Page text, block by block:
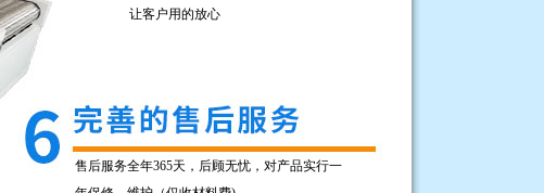
让客户用的放心
售后服务全年365天，后顾无忧，对产品实行一